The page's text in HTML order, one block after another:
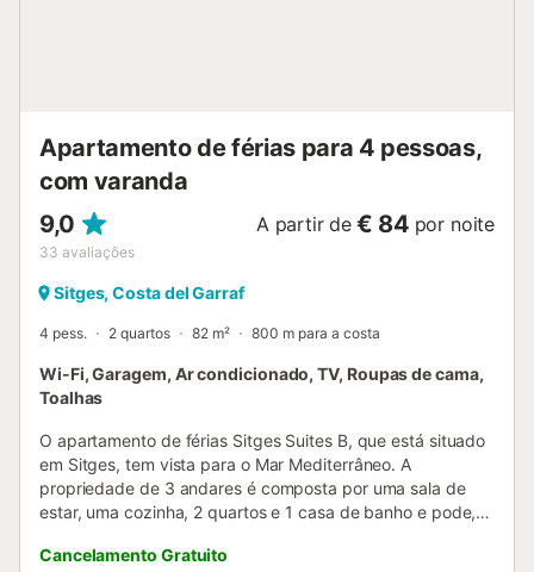
Apartamento de férias para 4 pessoas,
com varanda
9,0
33 avaliações
A partir de € 84 por noite
Sitges, Costa del Garraf
4 pess. 2 quartos 82 m² 800 m para a costa
Wi-Fi, Garagem, Ar condicionado, TV, Roupas de cama,
Toalhas
O apartamento de férias Sitges Suites B, que está situado
em Sitges, tem vista para o Mar Mediterrâneo. A
propriedade de 3 andares é composta por uma sala de
estar, uma cozinha, 2 quartos e 1 casa de banho e pode,
adicionais incluem Wi-Fi de alta velocidade (adequado
Cancelamento Gratuito